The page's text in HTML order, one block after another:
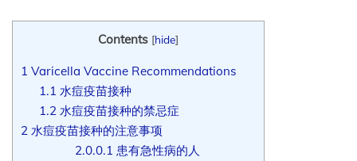
Contents [hide]
1 Varicella Vaccine Recommendations
1.1 水痘疫苗接种
1.2水痘疫苗接种的禁忌症
2 水痘疫苗接种的注意事项
2.0.0.1 患有急性病的人